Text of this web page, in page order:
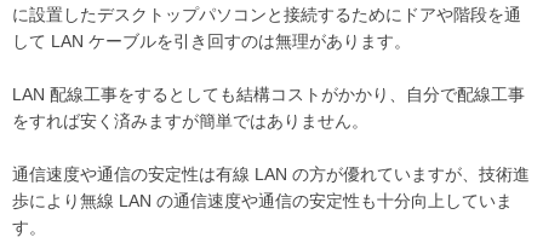
に設置したデスクトップパソコンと接続するためにドアや階段を通
して LAN ケーブルを引き回すのは無理があります。
LAN 配線工事をするとしても結構コストがかかり、自分で配線工事
をすれば安く済みますが簡単ではありません。
通信速度や通信の安定性は有線 LAN の方が優れていますが、技術進
歩により無線 LAN の通信速度や通信の安定性も十分向上していま
す。